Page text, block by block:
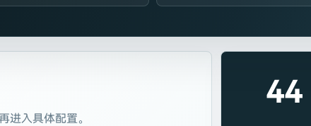
进入具体配置。
44